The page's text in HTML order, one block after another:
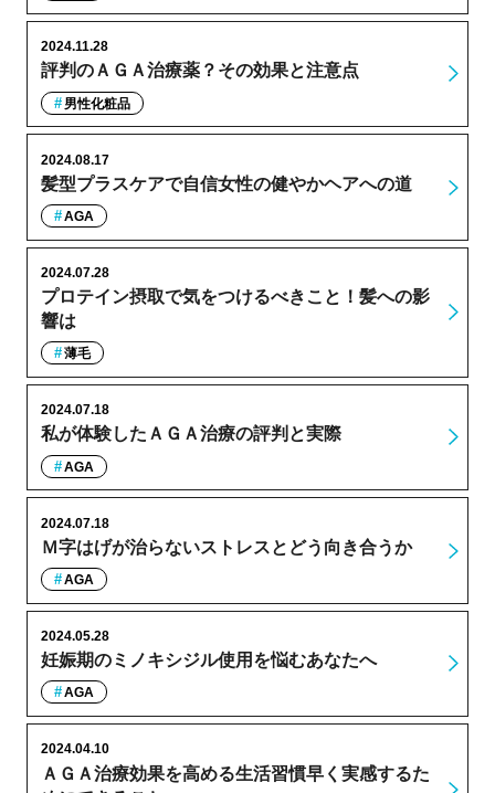
評判のＡＧＡ治療薬？その効果と注意点
2024.11.28
男性化粧品
髪型プラスケアで自信女性の健やかヘアへの道
2024.08.17
AGA
プロテイン摂取で気をつけるべきこと！髪への影
響は
2024.07.28
薄毛
私が体験したＡＧＡ治療の評判と実際
2024.07.18
AGA
Ｍ字はげが治らないストレスとどう向き合うか
2024.07.18
AGA
妊娠期のミノキシジル使用を悩むあなたへ
2024.05.28
AGA
ＡＧＡ治療効果を高める生活習慣早く実感するた
2024.04.10